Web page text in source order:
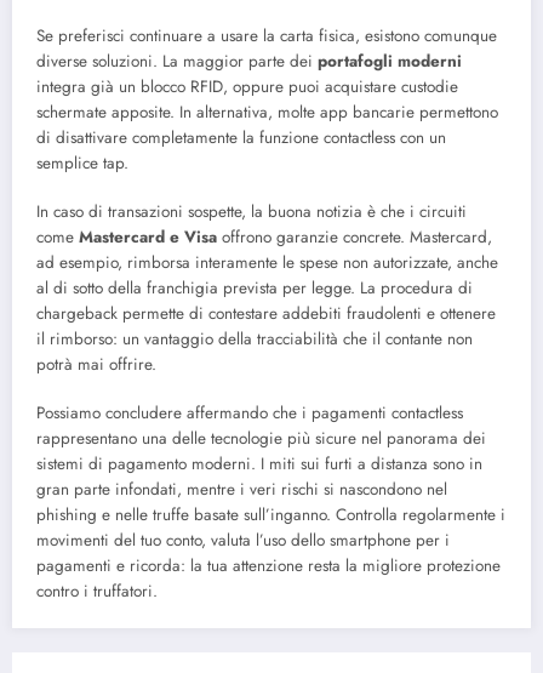
Se preferisci continuare a usare la carta fisica, esistono comunque
diverse soluzioni. La maggior parte dei portafogli moderni
integra già un blocco RFID, oppure puoi acquistare custodie
schermate apposite. In alternativa, molte app bancarie permettono
di disattivare completamente la funzione contactless con un
semplice tap.
In caso di transazioni sospette, la buona notizia è che i circuiti
come Mastercard e Visa offrono garanzie concrete. Mastercard,
ad esempio, rimborsa interamente le spese non autorizzate, anche
al di sotto della franchigia prevista per legge. La procedura di
chargeback permette di contestare addebiti fraudolenti e ottenere
il rimborso: un vantaggio della tracciabilità che il contante non
potrà mai offrire.
Possiamo concludere affermando che i pagamenti contactless
rappresentano una delle tecnologie più sicure nel panorama dei
sistemi di pagamento moderni. I miti sui furti a distanza sono in
gran parte infondati, mentre i veri rischi si nascondono nel
phishing e nelle truffe basate sull’inganno. Controlla regolarmente i
movimenti del tuo conto, valuta l’uso dello smartphone per i
pagamenti e ricorda: la tua attenzione resta la migliore protezione
contro i truffatori.